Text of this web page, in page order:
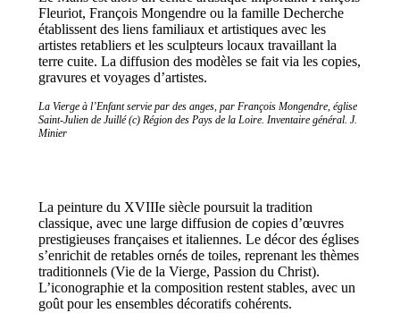
Fleuriot, François Mongendre ou la famille Decherche
établissent des liens familiaux et artistiques avec les
artistes retabliers et les sculpteurs locaux travaillant la
terre cuite. La diffusion des modèles se fait via les copies,
gravures et voyages d’artistes.
La Vierge à l’Enfant servie par des anges, par François Mongendre, église
Saint-Julien de Juillé (c) Région des Pays de la Loire. Inventaire général. J.
Minier
La peinture du XVIIIe siècle poursuit la tradition
classique, avec une large diffusion de copies d’œuvres
prestigieuses françaises et italiennes. Le décor des églises
s’enrichit de retables ornés de toiles, reprenant les thèmes
traditionnels (Vie de la Vierge, Passion du Christ).
L’iconographie et la composition restent stables, avec un
goût pour les ensembles décoratifs cohérents.